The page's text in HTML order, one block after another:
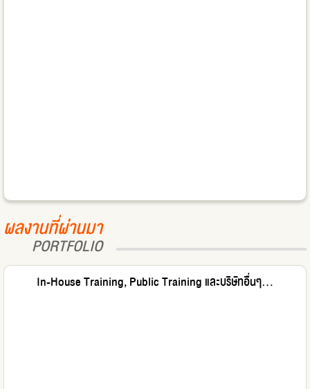
ผลงานที่ผ่านมา
PORTFOLIO
In-House Training, Public Training และบริษัทอื่นๆ...